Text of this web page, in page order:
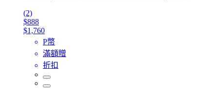
(2)
$888
$1,760
P幣
滿額贈
折扣